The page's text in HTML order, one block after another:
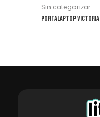
Sin categorizar
Portalaptop Victoria
pueden